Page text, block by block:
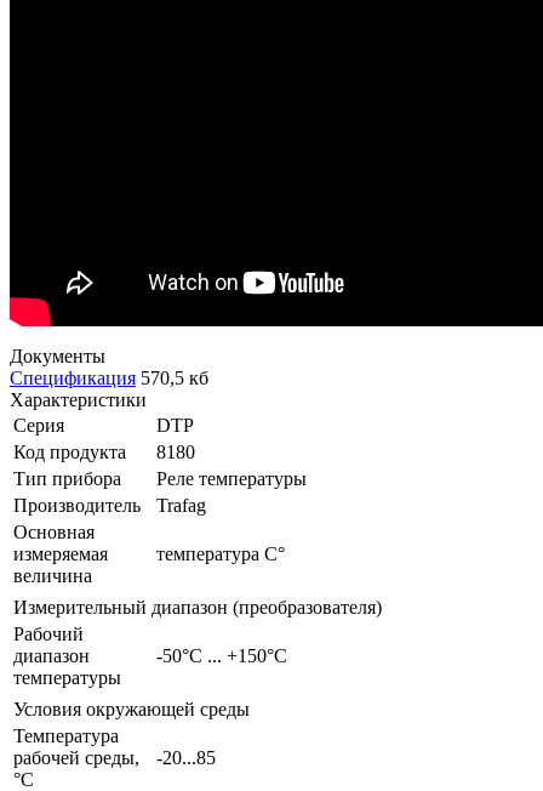
Документы
Спецификация 570,5 кб
Характеристики
Серия
DTP
Код продукта
8180
Тип прибора
Реле температуры
Производитель
Trafag
Основная
измеряемая
величина
температура С°
Измерительный диапазон (преобразователя)
Рабочий
диапазон
температуры
-50°C ... +150°C
Условия окружающей среды
Температура
рабочей среды,
°С
-20...85